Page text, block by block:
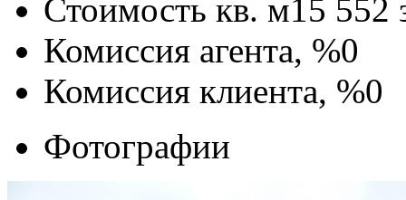
Стоимость кв. м15 552
Комиссия агента, %0
Комиссия клиента, %0
Фотографии